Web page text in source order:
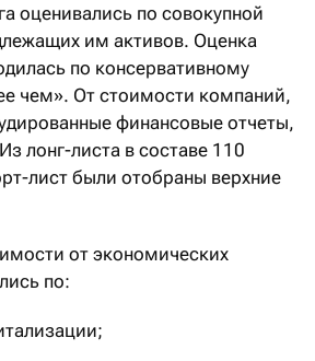
оценивались по совокупной
им активов. Оценка
по консервативному
чем». От стоимости компаний,
финансовые отчеты,
лонг-листа в составе 110
лист были отобраны верхние
от экономических
по: